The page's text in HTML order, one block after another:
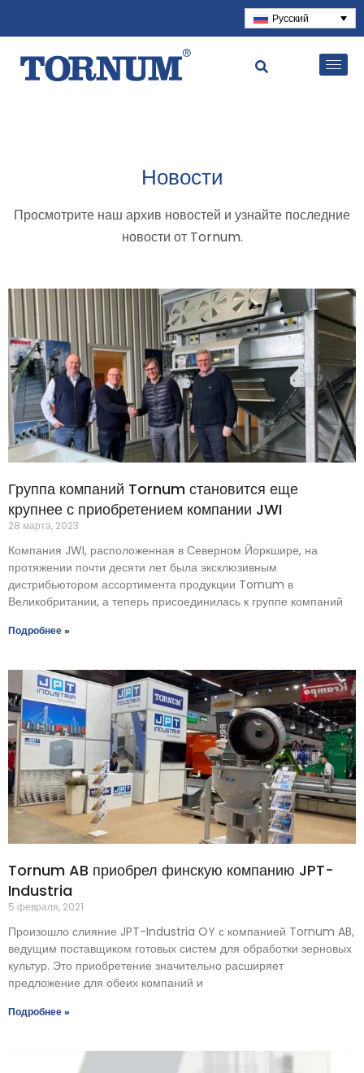
Русский
Новости
Просмотрите наш архив новостей и узнайте последние
новости от Tornum.
Группа компаний Tornum становится еще
крупнее с приобретением компании JWI
28 марта, 2023
Компания JWI, расположенная в Северном Йоркшире, на
протяжении почти десяти лет была эксклюзивным
дистрибьютором ассортимента продукции Tornum в
Великобритании, а теперь присоединилась к группе компаний
Подробнее »
Tornum AB приобрел финскую компанию JPT-
Industria
5 февраля, 2021
Произошло слияние JPT-Industria OY с компанией Tornum AB,
ведущим поставщиком готовых систем для обработки зерновых
культур. Это приобретение значительно расширяет
предложение для обеих компаний и
Подробнее »